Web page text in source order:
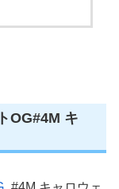
OG#4M キ